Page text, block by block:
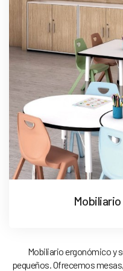
Mobiliario ergonómico y
pequeños. Ofrecemos